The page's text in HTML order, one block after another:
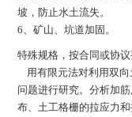
坡，防止水土流失。
6、矿山、坑道加固。
特殊规格，按合同或协
用有限元法对利用双向
问题进行研究。分析加
布、土工格栅的拉应力